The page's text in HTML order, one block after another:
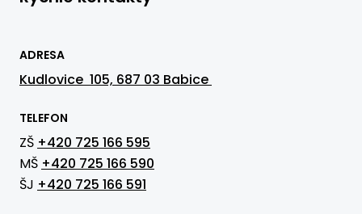
ADRESA
Kudlovice 105, 687 03 Babice
TELEFON
ZŠ +420 725 166 595
MŠ +420 725 166 590
ŠJ +420 725 166 591